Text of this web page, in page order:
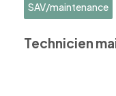
SAV/maintenance
Technicien